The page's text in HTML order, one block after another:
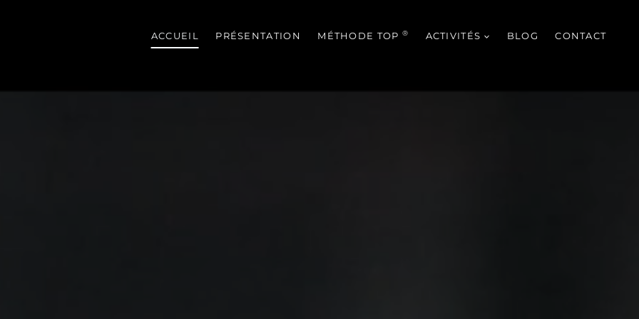
ACCUEIL PRÉSENTATION MÉTHODE TOP ® ACTIVITÉS BLOG CONTACT